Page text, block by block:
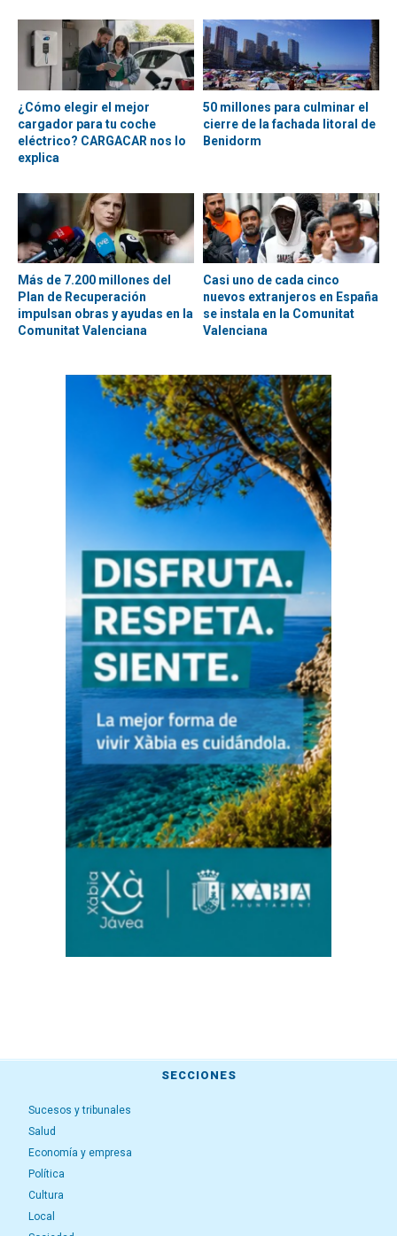
¿Cómo elegir el mejor
cargador para tu coche
eléctrico? CARGACAR nos lo
explica
50 millones para culminar el
cierre de la fachada litoral de
Benidorm
Más de 7.200 millones del
Plan de Recuperación
impulsan obras y ayudas en la
Comunitat Valenciana
Casi uno de cada cinco
nuevos extranjeros en España
se instala en la Comunitat
Valenciana
SECCIONES
Sucesos y tribunales
Salud
Economía y empresa
Política
Cultura
Local